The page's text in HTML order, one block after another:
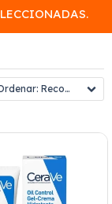
Recomendados